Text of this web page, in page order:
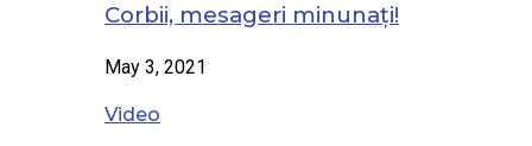
Corbii, mesageri minunați!
May 3, 2021
Video